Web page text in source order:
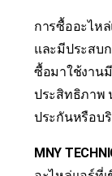
การซื้ออะไห
และมีประสบ
ซื้อมาใช้งาน
ประสิทธิภาพ
ประกันหรือบ
MNY